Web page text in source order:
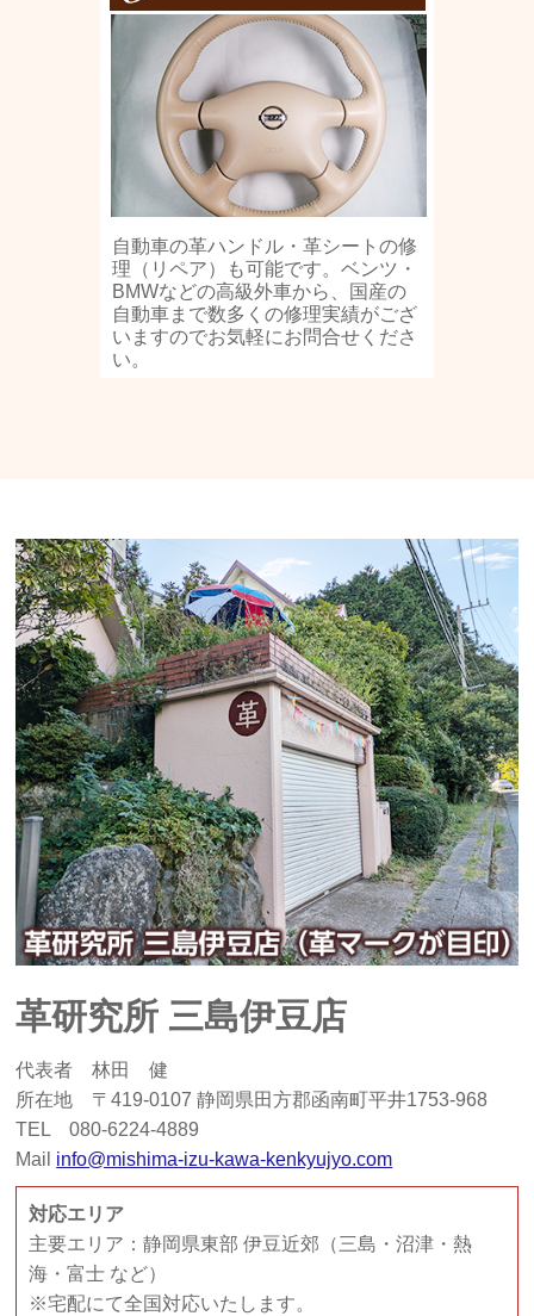
自動車の革ハンドル・革シートの修
理（リペア）も可能です。ベンツ・
BMWなどの高級外車から、国産の
自動車まで数多くの修理実績がござ
いますのでお気軽にお問合せくださ
い。
革研究所 三島伊豆店
代表者 林田 健
所在地 〒419-0107 静岡県田方郡函南町平井1753-968
TEL 080-6224-4889
Mail info@mishima-izu-kawa-kenkyujyo.com
対応エリア
主要エリア：静岡県東部 伊豆近郊（三島・沼津・熱
海・富士 など）
※宅配にて全国対応いたします。